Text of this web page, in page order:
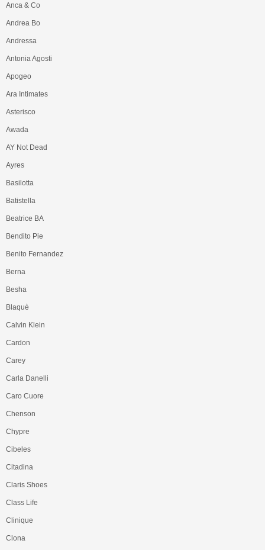
Anca & Co
Andrea Bo
Andressa
Antonia Agosti
Apogeo
Ara Intimates
Asterisco
Awada
AY Not Dead
Ayres
Basilotta
Batistella
Beatrice BA
Bendito Pie
Benito Fernandez
Berna
Besha
Blaquè
Calvin Klein
Cardon
Carey
Carla Danelli
Caro Cuore
Chenson
Chypre
Cibeles
Citadina
Claris Shoes
Class Life
Clinique
Clona